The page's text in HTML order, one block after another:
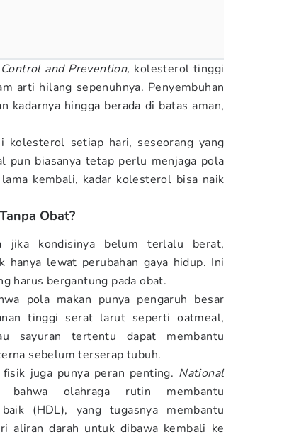
and Prevention, kolesterol tinggi
arti hilang sepenuhnya. Penyembuhan
kadarnya hingga berada di batas aman,
kolesterol setiap hari, seseorang yang
pun biasanya tetap perlu menjaga pola
kembali, kadar kolesterol bisa naik
Obat?
jika kondisinya belum terlalu berat,
hanya lewat perubahan gaya hidup. Ini
harus bergantung pada obat.
pola makan punya pengaruh besar
tinggi serat larut seperti oatmeal,
sayuran tertentu dapat membantu
sebelum terserap tubuh.
juga punya peran penting. National
bahwa olahraga rutin membantu
(HDL), yang tugasnya membantu
aliran darah untuk dibawa kembali ke